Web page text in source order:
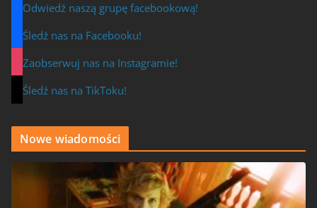
Odwiedź naszą grupę facebookową!
Śledź nas na Facebooku!
Zaobserwuj nas na Instagramie!
Śledź nas na TikToku!
Nowe wiadomości